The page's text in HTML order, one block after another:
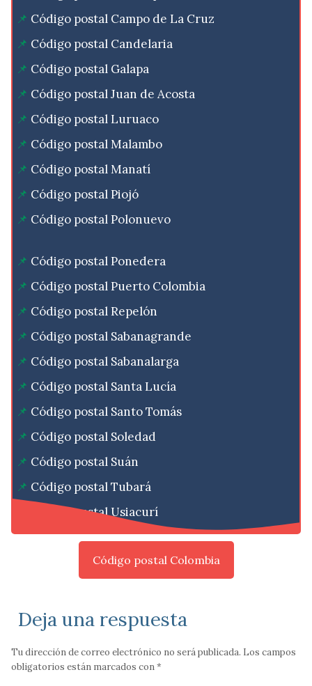
Código postal Campo de La Cruz
Código postal Candelaria
Código postal Galapa
Código postal Juan de Acosta
Código postal Luruaco
Código postal Malambo
Código postal Manatí
Código postal Piojó
Código postal Polonuevo
Código postal Ponedera
Código postal Puerto Colombia
Código postal Repelón
Código postal Sabanagrande
Código postal Sabanalarga
Código postal Santa Lucía
Código postal Santo Tomás
Código postal Soledad
Código postal Suán
Código postal Tubará
Código postal Usiacurí
Código postal Colombia
Deja una respuesta
Tu dirección de correo electrónico no será publicada. Los campos
obligatorios están marcados con*